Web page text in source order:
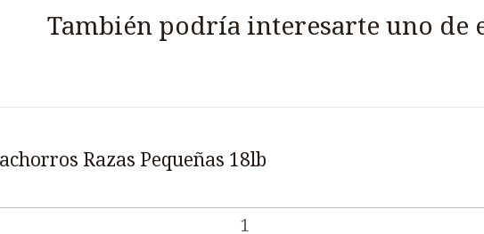
También podría interesarte uno de
Razas Pequeñas 18lb